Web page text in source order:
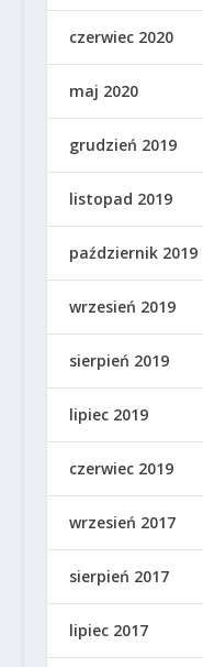
czerwiec 2020
maj 2020
grudzień 2019
listopad 2019
październik 2019
wrzesień 2019
sierpień 2019
lipiec 2019
czerwiec 2019
wrzesień 2017
sierpień 2017
lipiec 2017